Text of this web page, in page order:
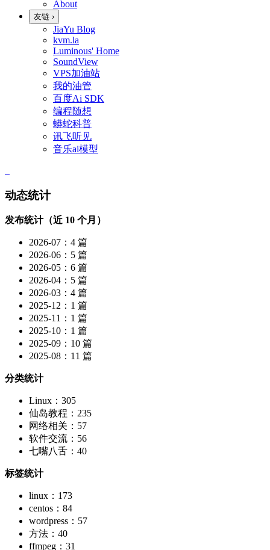
About
友链 ›
JiaYu Blog
kvm.la
Luminous' Home
SoundView
VPS加油站
我的油管
百度Ai SDK
编程随想
蟒蛇科普
讯飞听见
音乐ai模型
动态统计
发布统计（近 10 个月）
2026-07：4 篇
2026-06：5 篇
2026-05：6 篇
2026-04：5 篇
2026-03：4 篇
2025-12：1 篇
2025-11：1 篇
2025-10：1 篇
2025-09：10 篇
2025-08：11 篇
分类统计
Linux：305
仙岛教程：235
网络相关：57
软件交流：56
七嘴八舌：40
标签统计
linux：173
centos：84
wordpress：57
方法：40
ffmpeg：31